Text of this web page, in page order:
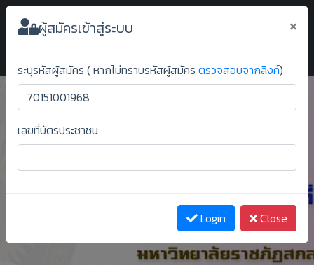
ระบบยืนยันสิทธิ์ออนไลน์ ม.ราชภัฏสกลนคร
ผู้สมัครเข้าสู่ระบบ ×
ระบุรหัสผู้สมัคร ( หากไม่ทราบรหัสผู้สมัคร ตรวจสอบจากลิงค์)
เลขที่บัตรประชาชน
Login Close Next